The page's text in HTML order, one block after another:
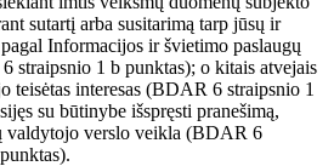
sutartį arba susitarimą tarp jūsų ir
Informacijos ir švietimo paslaugų
straipsnio 1 b punktas); o kitais atvejais
teisėtas interesas (BDAR 6 straipsnio 1
su būtinybe išspręsti pranešimą,
valdytojo verslo veikla (BDAR 6